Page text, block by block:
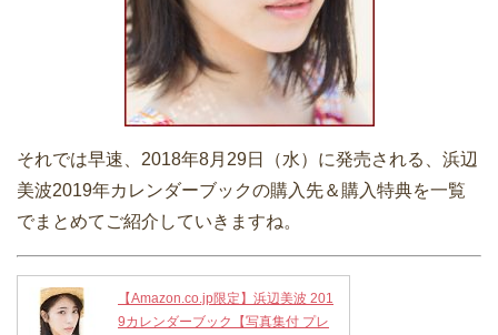
それでは早速、2018年8月29日（水）に発売される、浜辺
美波2019年カレンダーブックの購入先＆購入特典を一覧
でまとめてご紹介していきますね。
【Amazon.co.jp限定】浜辺美波 201
9カレンダーブック【写真集付 プレ